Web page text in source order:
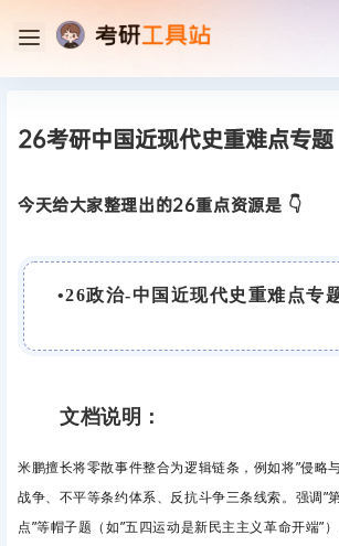
26考研中国近现代史重难点专题
今天给大家整理出的26重点资源是 👇
•26政治-中国近现代史重难点专
文档说明：
米鹏擅长将零散事件整合为逻辑链条，例如将”侵略
战争、不平等条约体系、反抗斗争三条线索。 强调”
点”等帽子题（如”五四运动是新民主主义革命开端”